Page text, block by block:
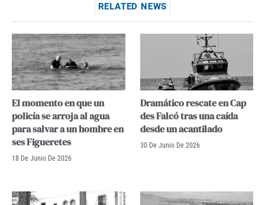
RELATED NEWS
El momento en que un
policía se arroja al agua
para salvar a un hombre en
ses Figueretes
18 De Junio De 2026
Dramático rescate en Cap
des Falcó tras una caída
desde un acantilado
30 De Junio De 2026